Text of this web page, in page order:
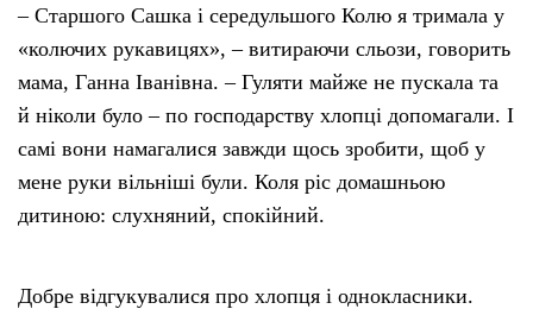
– Старшого Сашка і середульшого Колю я тримала у
«колючих рукавицях», – витираючи сльози, говорить
мама, Ганна Іванівна. – Гуляти майже не пускала та
й ніколи було – по господарству хлопці допомагали. І
самі вони намагалися завжди щось зробити, щоб у
мене руки вільніші були. Коля ріс домашньою
дитиною: слухняний, спокійний.
Добре відгукувалися про хлопця і однокласники.